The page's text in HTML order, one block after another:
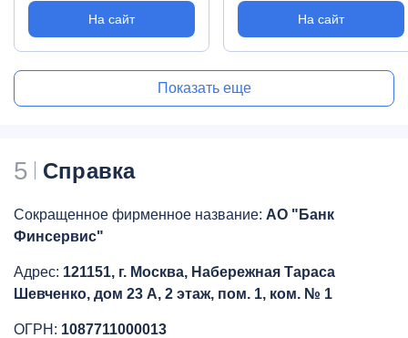
На сайт На сайт
Показать еще
5 Справка
Сокращенное фирменное название: АО "Банк
Финсервис"
Адрес: 121151, г. Москва, Набережная Тараса
Шевченко, дом 23 А, 2 этаж, пом. 1, ком. № 1
ОГРН: 1087711000013